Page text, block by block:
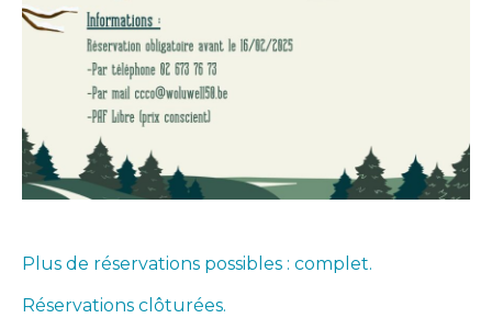
Plus de réservations possibles : complet.
Réservations clôturées.